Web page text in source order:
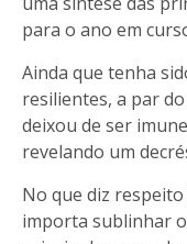
para o ano em
Ainda que tenha
resilientes, a par
deixou de ser
revelando um
No que diz
importa sublinhar